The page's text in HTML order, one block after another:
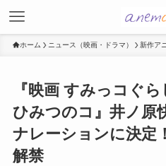
ホーム ニュース（映画・ドラマ） 新作ア
『映画 すみっコぐ
ひみつのコ』井ノ原
ナレーションに決定
解禁